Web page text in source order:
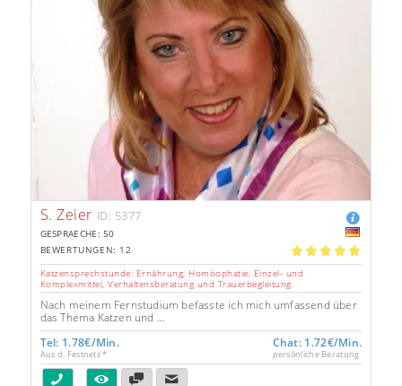
S. Zeier ID: 5377
GESPRAECHE: 50
5.00
BEWERTUNGEN: 12
Katzensprechstunde: Ernährung, Homöophatie, Einzel- und
Komplexmittel, Verhaltensberatung und Trauerbegleitung.
Nach meinem Fernstudium befasste ich mich umfassend über
das Thema Katzen und ...
Tel: 1.78€/Min.
Aus d. Festnetz *
Chat: 1.72€/Min.
persönliche Beratung